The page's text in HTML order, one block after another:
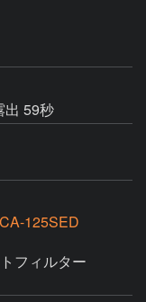
出 59秒
125SED
フィルター